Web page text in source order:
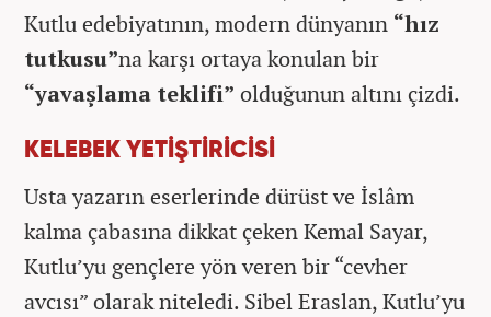
Kutlu edebiyatının, modern dünyanın “hız
tutkusu”na karşı ortaya konulan bir
“yavaşlama teklifi” olduğunun altını çizdi.
KELEBEK YETİŞTİRİCİSİ
Usta yazarın eserlerinde dürüst ve İslâm
kalma çabasına dikkat çeken Kemal Sayar,
Kutlu’yu gençlere yön veren bir “cevher
avcısı” olarak niteledi. Sibel Eraslan, Kutlu’yu